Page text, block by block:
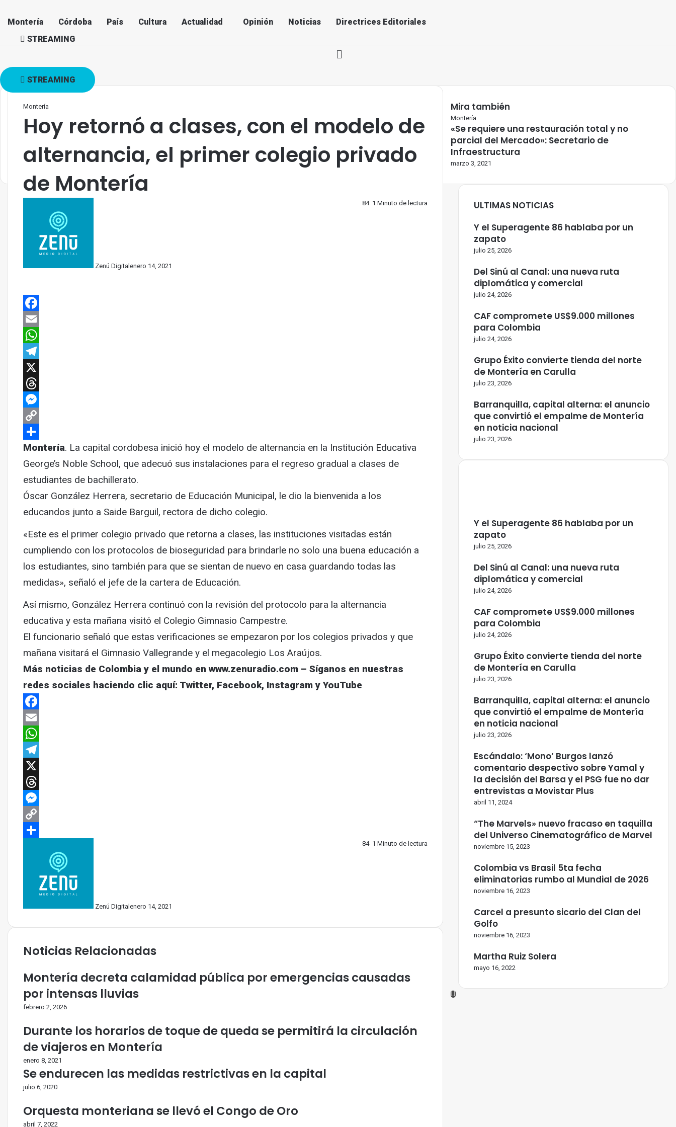
Montería Córdoba País Cultura Actualidad Opinión Noticias
Directrices Editoriales
STREAMING
STREAMING
Montería
Hoy retornó a clases, con el modelo de
alternancia, el primer colegio privado
de Montería
Zenú Digital enero 14, 2021
84 1 Minuto de lectura
Facebook
Email
WhatsApp
Telegram
X
Threads
Messenger
Copy
Link
Compartir
Montería. La capital cordobesa inició hoy el modelo de alternancia en la Institución Educativa
George’s Noble School, que adecuó sus instalaciones para el regreso gradual a clases de
estudiantes de bachillerato.
Óscar González Herrera, secretario de Educación Municipal, le dio la bienvenida a los
educandos junto a Saide Barguil, rectora de dicho colegio.
«Este es el primer colegio privado que retorna a clases, las instituciones visitadas están
cumpliendo con los protocolos de bioseguridad para brindarle no solo una buena educación a
los estudiantes, sino también para que se sientan de nuevo en casa guardando todas las
medidas», señaló el jefe de la cartera de Educación.
Así mismo, González Herrera continuó con la revisión del protocolo para la alternancia
educativa y esta mañana visitó el Colegio Gimnasio Campestre.
El funcionario señaló que estas verificaciones se empezaron por los colegios privados y que
mañana visitará el Gimnasio Vallegrande y el megacolegio Los Araújos.
Más noticias de Colombia y el mundo en www.zenuradio.com – Síganos en nuestras
redes sociales haciendo clic aquí: Twitter, Facebook, InstagramyYouTube
Facebook
Email
WhatsApp
Telegram
X
Threads
Messenger
Copy
Zenú Digital enero 14, 2021
84 1 Minuto de lectura
Noticias Relacionadas
Montería decreta calamidad pública por emergencias causadas
por intensas lluvias
febrero 2, 2026
Durante los horarios de toque de queda se permitirá la circulación
de viajeros en Montería
enero 8, 2021
Se endurecen las medidas restrictivas en la capital
julio 6, 2020
Orquesta monteriana se llevó el Congo de Oro
abril 7, 2022
Mira también
Cerrar
Montería
«Se requiere una restauración total y no
parcial del Mercado»: Secretario de
Infraestructura
marzo 3, 2021
ULTIMAS NOTICIAS
Y el Superagente 86 hablaba por un
zapato
julio 25, 2026
Del Sinú al Canal: una nueva ruta
diplomática y comercial
julio 24, 2026
CAF compromete US$9.000 millones
para Colombia
julio 24, 2026
Grupo Éxito convierte tienda del norte
de Montería en Carulla
julio 23, 2026
Barranquilla, capital alterna: el anuncio
que convirtió el empalme de Montería
en noticia nacional
julio 23, 2026
Y el Superagente 86 hablaba por un
zapato
julio 25, 2026
Del Sinú al Canal: una nueva ruta
diplomática y comercial
julio 24, 2026
CAF compromete US$9.000 millones
para Colombia
julio 24, 2026
Grupo Éxito convierte tienda del norte
de Montería en Carulla
julio 23, 2026
Barranquilla, capital alterna: el anuncio
que convirtió el empalme de Montería
en noticia nacional
julio 23, 2026
Escándalo: ‘Mono’ Burgos lanzó
comentario despectivo sobre Yamal y
la decisión del Barsa y el PSG fue no dar
entrevistas a Movistar Plus
abril 11, 2024
“The Marvels» nuevo fracaso en taquilla
del Universo Cinematográfico de Marvel
noviembre 15, 2023
Colombia vs Brasil 5ta fecha
eliminatorias rumbo al Mundial de 2026
noviembre 16, 2023
Carcel a presunto sicario del Clan del
Golfo
noviembre 16, 2023
Martha Ruiz Solera
mayo 16, 2022